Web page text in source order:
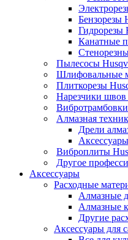
Бензорезы
Гидрорезы
Канатные
Пылесосы
Шлифовальные
Плиткорезы
Нарезчики швов
Алмазная
Дрели
Виброплиты
Другое
Аксессуары
Расходные
Алмазные
Алмазные
Другие
Аксессуары для